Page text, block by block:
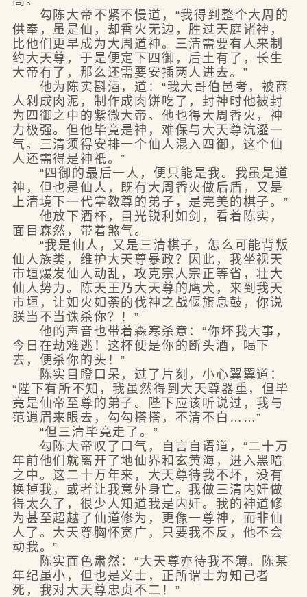
勾陈大帝不紧不慢道，“我得到整个大周的
供奉，虽是仙，却香火无边，胜过天庭诸神，
比他们更早成为大周道神。三清需要有人来制
约大天尊，于是便定下四御，后土有了，长生
大帝有了，那么还需要安插两人进去。”
他为陈实斟酒，道：“我大哥伯邑考，被商
人剁成肉泥，制作成肉饼吃了，封神时他被封
为四御之中的紫微大帝。他也得大周香火，神
力极强。但他毕竟是神，难保与大天尊沆瀣一
气。三清须得安排一个仙人混入四御，这个仙
人还需得是神祇。”
“四御的最后一人，便只能是我。我虽是道
神，但也是仙人，既有大周香火做后盾，又是
上清境下一代掌教尊的弟子，是完美的棋子。”
他放下酒杯，目光锐利如剑，看着陈实，
面目森然，带着煞气。
“我是仙人，又是三清棋子，怎么可能背叛
仙人族类，维护大天尊暴政？因此，我坐视天
市垣爆发仙人动乱，攻克宗人宗正等省，壮大
仙人势力。陈天王乃大天尊的鹰犬，来到我天
市垣，让如火如荼的伐神之战偃旗息鼓，你说
朕当不当诛杀你？！”
他的声音也带着森寒杀意：“你坏我大事，
今日在劫难逃！这杯便是你的断头酒，喝下
去，便杀你的头！”
陈实目瞪口呆，过了片刻，小心翼翼道：
“陛下有所不知，我虽然得到大天尊器重，但毕
竟是仙帝至尊的弟子。陛下应该听说过，我与
范逍眉来眼去，勾勾搭搭，不清不白……”
“但三清毕竟走了。”
勾陈大帝叹了口气，自言自语道，“二十万
年前他们就离开了地仙界和玄黄海，进入黑暗
之中。这二十万年来，大天尊待我不坏，没有
换掉我，或者让我意外身亡。我做三清内奸做
得太久了，很少人知道我是内奸。我的神道修
为甚至超越了仙道修为，更像一尊神，而非仙
人了。大天尊胸怀宽广，只要我不反，他不会
动我。”
陈实面色肃然：“大天尊亦待我不薄。陈某
年纪虽小，但也是义士，正所谓士为知己者
死，我对大天尊忠贞不二！”